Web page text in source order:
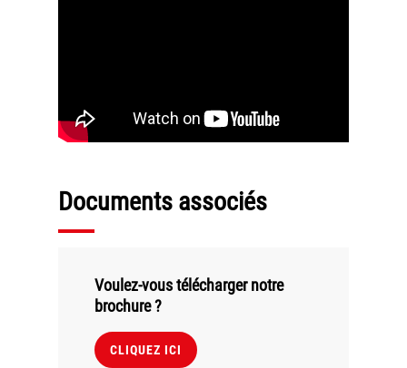
Plan du site
Mentions légales
© Axilis
Documents associés
Voulez-vous télécharger notre
brochure ?
CLIQUEZ ICI